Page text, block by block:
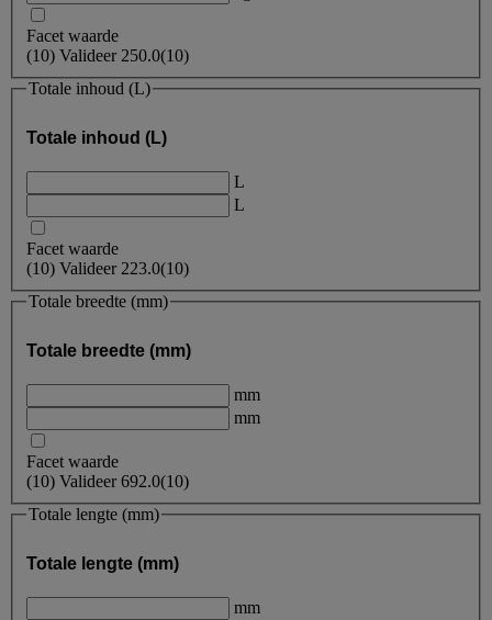
Facet waarde
(10) Valideer 250.0(10)
Totale inhoud (L)
Totale inhoud (L)
L
L
Facet waarde
(10) Valideer 223.0(10)
Totale breedte (mm)
Totale breedte (mm)
mm
mm
Facet waarde
(10) Valideer692.0(10)
Totale lengte (mm)
Totale lengte (mm)
mm